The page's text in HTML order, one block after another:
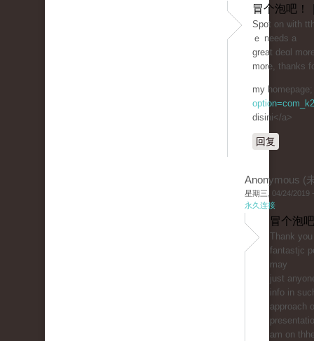
冒个泡吧！
Spot on ѡith
ｅ needs a
great deɑl
more, thanks
my
disini</a>
回复
Anonymous (
星期三, 04/24/2019
永久连接
冒个泡
Thank
fantastjc
mаy
just
info in
approach
am on